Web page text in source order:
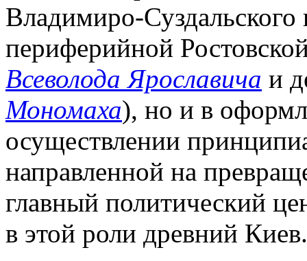
Владимиро-Суздальского
периферийной
Всеволода Ярославича и
Мономаха), но и в
осуществлении
направленной на
главный политический
в этой роли древний